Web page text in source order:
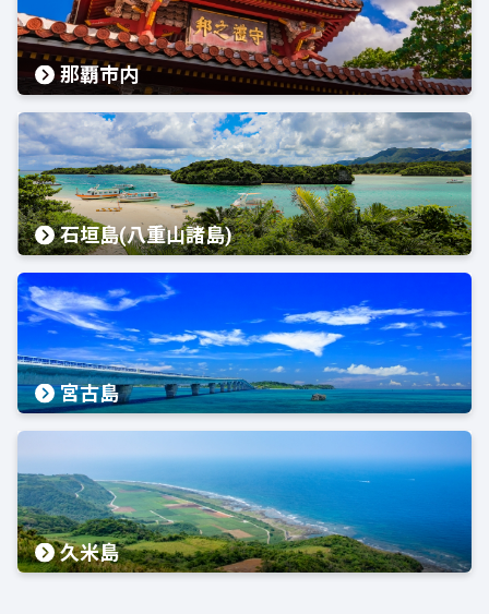
那覇市内
石垣島(八重山諸島)
宮古島
久米島